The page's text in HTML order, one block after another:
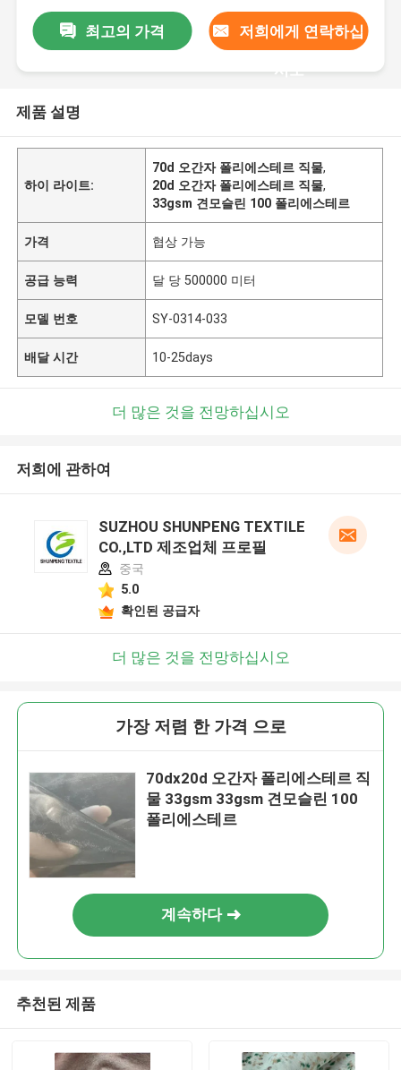
최고의 가격 저희에게 연락하십
시오
제품 설명
하이 라이트:
70d 오간자 폴리에스테르 직물,
20d 오간자 폴리에스테르 직물,
33gsm 견모슬린 100 폴리에스테르
가격 협상 가능
공급 능력 달 당 500000 미터
모델 번호 SY-0314-033
배달 시간 10-25days
더 많은 것을 전망하십시오
저희에 관하여
SUZHOU SHUNPENG TEXTILE
CO.,LTD 제조업체 프로필
중국
5.0
확인된 공급자
더 많은 것을 전망하십시오
가장 저렴 한 가격 으로
70dx20d 오간자 폴리에스테르 직
물 33gsm 33gsm 견모슬린 100
폴리에스테르
계속하다
추천된 제품